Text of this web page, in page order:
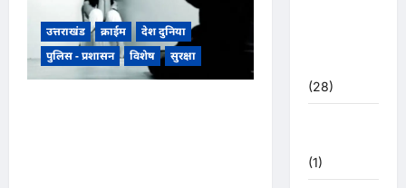
उत्तराखंड क्राईम
देश दुनिया
पुलिस - प्रशासन
विशेष सुरक्षा
(28)
(1)